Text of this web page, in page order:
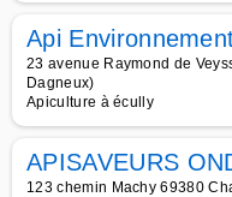
Api
23 avenue Raymond de
Dagneux)
Apiculture à écully
APISAVEURS
123 chemin Machy 69380